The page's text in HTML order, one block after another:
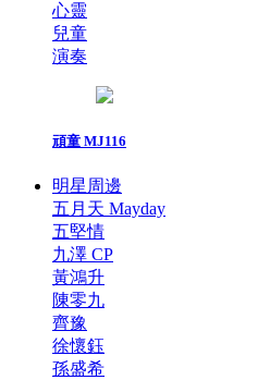
心靈
兒童
演奏
頑童 MJ116
明星周邊
五月天 Mayday
五堅情
九澤 CP
黃鴻升
陳零九
齊豫
徐懷鈺
孫盛希